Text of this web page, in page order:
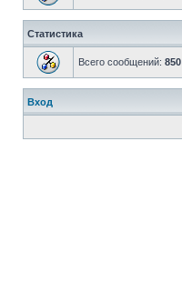
Статистика
Всего сообщений: 850
Вход